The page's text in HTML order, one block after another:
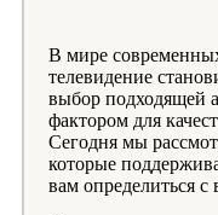
В мире
телевидение
выбор подходящей
фактором для
Сегодня мы
которые
вам определиться с